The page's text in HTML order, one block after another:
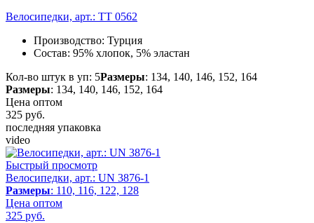
Велосипедки, арт.: TT 0562
Производство: Турция
Состав: 95% хлопок, 5% эластан
Кол-во штук в уп: 5Размеры: 134, 140, 146, 152, 164
Размеры: 134, 140, 146, 152, 164
Цена оптом
325 руб.
последняя упаковка
video
Быстрый просмотр
Велосипедки, арт.: UN 3876-1
Размеры: 110, 116, 122, 128
Цена оптом
325 руб.